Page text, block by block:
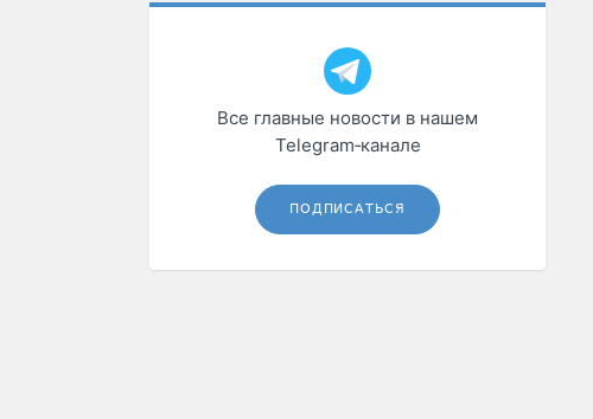
Все главные новости в нашем
Telegram‑канале
ПОДПИСАТЬСЯ